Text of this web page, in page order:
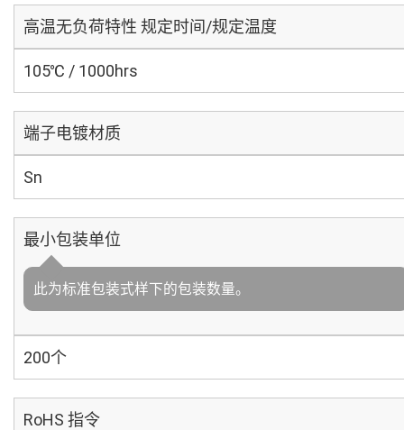
高温无负荷特性 规定时间/规定温度
105℃ / 1000hrs
端子电镀材质
Sn
最小包装单位
此为标准包装式样下的包装数量。
200个
RoHS 指令